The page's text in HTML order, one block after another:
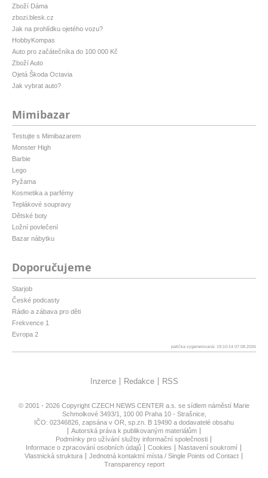
Zboží Dáma
zbozi.blesk.cz
Jak na prohlídku ojetého vozu?
HobbyKompas
Auto pro začátečníka do 100 000 Kč
Zboží Auto
Ojetá Škoda Octavia
Jak vybrat auto?
Mimibazar
Testujte s Mimibazarem
Monster High
Barbie
Lego
Pyžama
Kosmetika a parfémy
Teplákové soupravy
Dětské boty
Ložní povlečení
Bazar nábytku
Doporučujeme
Starjob
České podcasty
Rádio a zábava pro děti
Frekvence 1
Evropa 2
patička vygenerovaná: 19:10:14 07.08.2026
Inzerce Redakce RSS
© 2001 - 2026 Copyright CZECH NEWS CENTER a.s. se sídlem náměstí Marie
Schmolkové 3493/1, 100 00 Praha 10 - Strašnice,
IČO: 02346826, zapsána v OR, sp.zn. B 19490 a dodavatelé obsahu
Autorská práva k publikovaným materiálům
Podmínky pro užívání služby informační společnosti
Informace o zpracování osobních údajů
Cookies
Nastavení soukromí
Vlastnická struktura
Jednotná kontaktní místa / Single Points od Contact
Transparency report